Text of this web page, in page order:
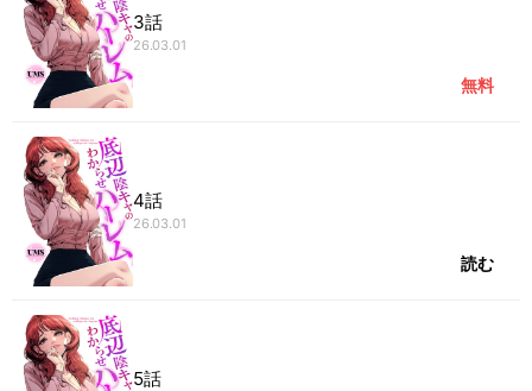
3話
26.03.01
無料
4話
26.03.01
読む
5話